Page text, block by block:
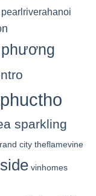
pearlriverahanoi
phương
sparkling
city theflamevine
vinhomes